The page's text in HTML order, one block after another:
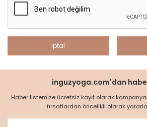
İptal
inguzyoga.com'dan
Haber listemize ücretsiz kayıt olarak
fırsatlardan öncelikli olarak